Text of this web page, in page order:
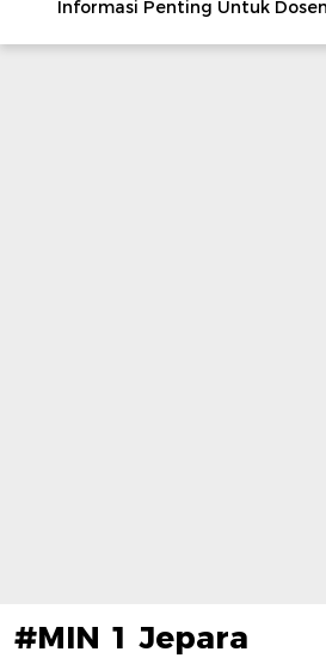
Informasi Penting Untuk
#MIN 1 Jepara